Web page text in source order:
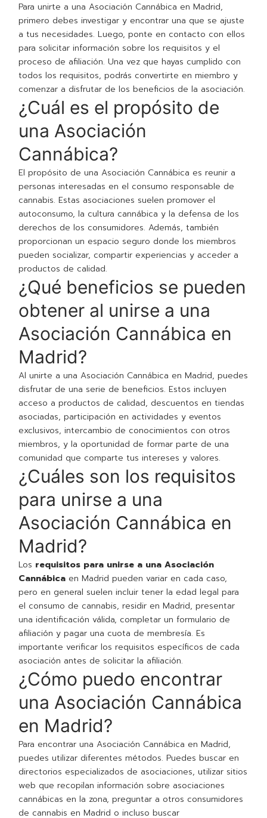
Para unirte a una Asociación Cannábica en Madrid,
primero debes investigar y encontrar una que se ajuste
a tus necesidades. Luego, ponte en contacto con ellos
para solicitar información sobre los requisitos y el
proceso de afiliación. Una vez que hayas cumplido con
todos los requisitos, podrás convertirte en miembro y
comenzar a disfrutar de los beneficios de la asociación.
¿Cuál es el propósito de
una Asociación
Cannábica?
El propósito de una Asociación Cannábica es reunir a
personas interesadas en el consumo responsable de
cannabis. Estas asociaciones suelen promover el
autoconsumo, la cultura cannábica y la defensa de los
derechos de los consumidores. Además, también
proporcionan un espacio seguro donde los miembros
pueden socializar, compartir experiencias y acceder a
productos de calidad.
¿Qué beneficios se pueden
obtener al unirse a una
Asociación Cannábica en
Madrid?
Al unirte a una Asociación Cannábica en Madrid, puedes
disfrutar de una serie de beneficios. Estos incluyen
acceso a productos de calidad, descuentos en tiendas
asociadas, participación en actividades y eventos
exclusivos, intercambio de conocimientos con otros
miembros, y la oportunidad de formar parte de una
comunidad que comparte tus intereses y valores.
¿Cuáles son los requisitos
para unirse a una
Asociación Cannábica en
Madrid?
Los requisitos para unirse a una Asociación
Cannábica en Madrid pueden variar en cada caso,
pero en general suelen incluir tener la edad legal para
el consumo de cannabis, residir en Madrid, presentar
una identificación válida, completar un formulario de
afiliación y pagar una cuota de membresía. Es
importante verificar los requisitos específicos de cada
asociación antes de solicitar la afiliación.
¿Cómo puedo encontrar
una Asociación Cannábica
en Madrid?
Para encontrar una Asociación Cannábica en Madrid,
puedes utilizar diferentes métodos. Puedes buscar en
directorios especializados de asociaciones, utilizar sitios
web que recopilan información sobre asociaciones
cannábicas en la zona, preguntar a otros consumidores
de cannabis en Madrid o incluso buscar